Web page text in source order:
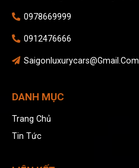
0978669999
0912476666
Saigonluxurycars@gmail.com
DANH MỤC
Trang Chủ
Tin Tức